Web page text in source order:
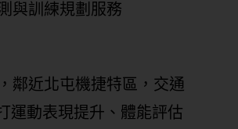
與訓練規劃服務
鄰近北屯機捷特區，交通
運動表現提升、體能評估